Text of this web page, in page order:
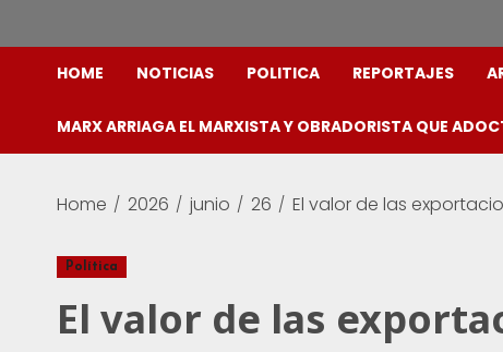
HOME NOTICIAS POLITICA REPORTAJES
MARX ARRIAGA EL MARXISTA Y OBRADORISTA QUE
Home 2026 junio 26 El valor de las
Política
El valor de las